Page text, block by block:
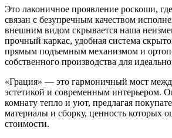
Это лаконичное проявление роскоши,
связан с безупречным качеством
внешним видом скрывается наша
прочный каркас, удобная система
прямым подъемным механизмом и
собственного производства для
«Грация» — это гармоничный мост
эстетикой и современным интерьером.
комнату тепло и уют, предлагая
материалы и сборку, ценность которых
стоимости.